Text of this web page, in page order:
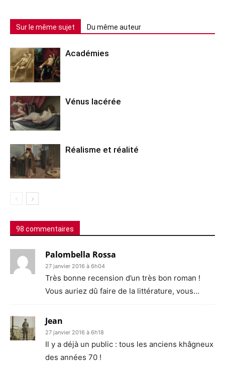
Sur le même sujet Du même auteur
Académies
Vénus lacérée
Réalisme et réalité
98 commentaires
Palombella Rossa
27 janvier 2016 à 6h04
Très bonne recension d’un très bon roman !
Vous auriez dû faire de la littérature, vous…
Jean
27 janvier 2016 à 6h18
Il y a déjà un public : tous les anciens khâgneux
des années 70 !